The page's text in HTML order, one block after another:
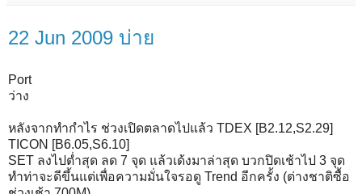
22 Jun 2009 บ่าย
Port
ว่าง
หลังจากทำกำไร ช่วงเปิดตลาดไปแล้ว TDEX [B2.12,S2.29]
TICON [B6.05,S6.10]
SET ลงไปต่ำสุด ลด 7 จุด แล้วเด้งมาล่าสุด บวกปิดเช้าไป 3 จุด
ทำท่าจะดีขึ้นแต่เพื่อความมั่นใจรอดู Trend อีกครั้ง (ต่างชาติซื้อ